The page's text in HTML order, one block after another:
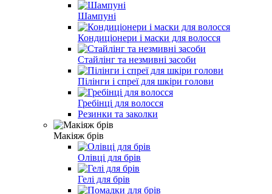
Шампуні
Кондиціонери і маски для волосся
Стайлінг та незмивні засоби
Пілінги і спреї для шкіри голови
Гребінці для волосся
Резинки та заколки
Макіяж брів
Олівці для брів
Гелі для брів